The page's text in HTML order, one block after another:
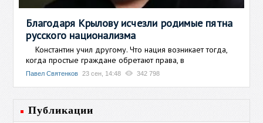
Благодаря Крылову исчезли родимые пятна
русского национализма
Константин учил другому. Что нация возникает тогда,
когда простые граждане обретают права, в
Павел Святенков 23 сен, 14:48 342 798
Публикации